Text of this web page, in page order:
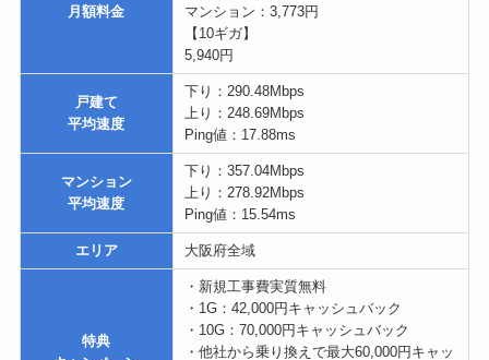
月額料金
マンション：3,773円
【10ギガ】
5,940円
戸建て
平均速度
下り：290.48Mbps
上り：248.69Mbps
Ping値：17.88ms
マンション
平均速度
下り：357.04Mbps
上り：278.92Mbps
Ping値：15.54ms
エリア 大阪府全域
特典
・新規工事費実質無料
・1G：42,000円キャッシュバック
・10G：70,000円キャッシュバック
・他社から乗り換えで最大60,000円キャッ